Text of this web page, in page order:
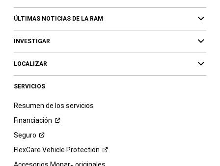
ÚLTIMAS NOTICIAS DE LA RAM
INVESTIGAR
LOCALIZAR
SERVICIOS
Resumen de los servicios
Financiación
Seguro
FlexCare Vehicle Protection